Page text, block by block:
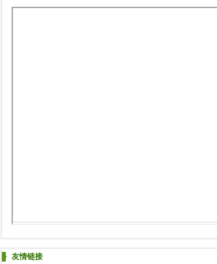
友情链接